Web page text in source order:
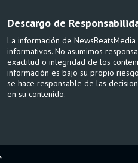
Descargo de
La información de
informativos. No asumimos
exactitud o integridad de los
información es bajo su propio
se hace responsable de las
en su contenido.